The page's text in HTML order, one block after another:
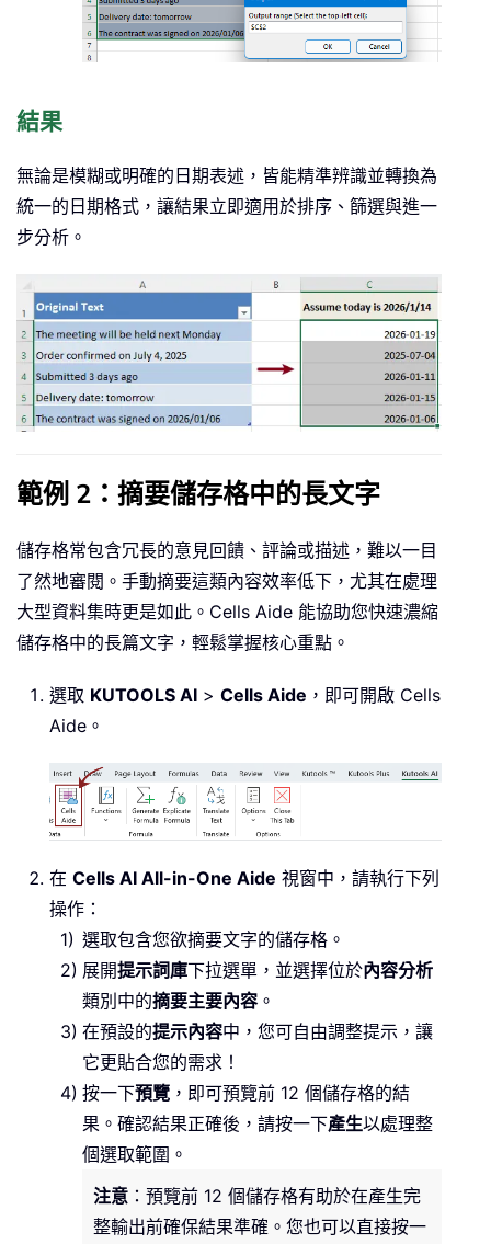
結果
無論是模糊或明確的日期表述，皆能精準辨識並轉換為
統一的日期格式，讓結果立即適用於排序、篩選與進一
步分析。
範例 2：摘要儲存格中的長文字
儲存格常包含冗長的意見回饋、評論或描述，難以一目
了然地審閱。手動摘要這類內容效率低下，尤其在處理
大型資料集時更是如此。Cells Aide 能協助您快速濃縮
儲存格中的長篇文字，輕鬆掌握核心重點。
選取 KUTOOLS AI > Cells Aide ，即可開啟 Cells
Aide。
在 Cells AI All-in-One Aide 視窗中，請執行下列
操作：
選取包含您欲摘要文字的儲存格。
展開提示詞庫下拉選單，並選擇位於內容分析
類別中的摘要主要內容 。
在預設的提示內容中，您可自由調整提示，讓
它更貼合您的需求！
按一下預覽 ，即可預覽前 12 個儲存格的結
果。確認結果正確後，請按一下產生以處理整
個選取範圍。
注意 ：預覽前 12 個儲存格有助於在產生完
整輸出前確保結果準確。您也可以直接按一